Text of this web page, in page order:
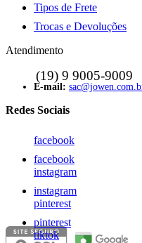
Tipos de Frete
Trocas e Devoluções
Atendimento
facebook
facebook
instagram
instagram
pinterest
pinterest
tiktok